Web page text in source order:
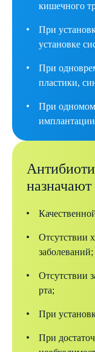
кишечного
При
установке
При
пластики,
При
имплантации
Отсутствии
заболеваний;
Отсутствии
рта;
При
При